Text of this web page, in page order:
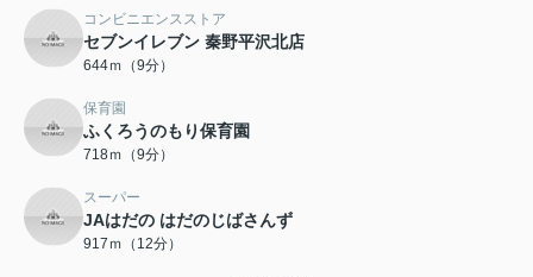
コンビニエンスストア
セブンイレブン 秦野平沢北店
644ｍ（9分）
保育園
ふくろうのもり保育園
718ｍ（9分）
スーパー
JAはだの はだのじばさんず
917ｍ（12分）